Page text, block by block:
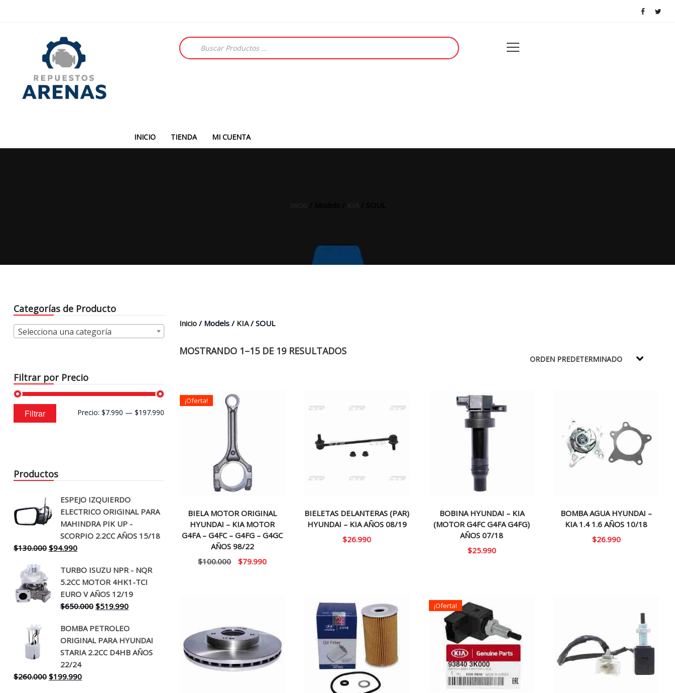
Búsqueda
de
productos
INICIO TIENDA MI CUENTA
Categorías de Producto
Selecciona una categoría
Filtrar por Precio
Precio
mínimo
Precio
máximo
Filtrar Precio: $7.990 — $197.990
Productos
ESPEJO IZQUIERDO
ELECTRICO ORIGINAL PARA
MAHINDRA PIK UP -
SCORPIO 2.2CC AÑOS 15/18
$130.000 El
original
era:
$130.000.
$94.990El
actual
es:
$94.990.
TURBO ISUZU NPR - NQR
5.2CC MOTOR 4HK1-TCI
EURO V AÑOS 12/19
$650.000 El
original
era:
$650.000.
$519.990El
actual
es:
$519.990.
BOMBA PETROLEO
ORIGINAL PARA HYUNDAI
STARIA 2.2CC D4HB AÑOS
22/24
$260.000 El
$199.990El
Inicio / Models / KIA/ SOUL
MOSTRANDO 1–15 DE 19 RESULTADOS
¡Oferta!
BIELA MOTOR ORIGINAL
HYUNDAI – KIA MOTOR
G4FA – G4FC – G4FG – G4GC
AÑOS 98/22
$100.000
El
$79.990El
BIELETAS DELANTERAS (PAR)
HYUNDAI – KIA AÑOS 08/19
$26.990
BOBINA HYUNDAI – KIA
(MOTOR G4FC G4FA G4FG)
AÑOS 07/18
$25.990
BOMBA AGUA HYUNDAI –
KIA 1.4 1.6 AÑOS 10/18
$26.990
¡Oferta!